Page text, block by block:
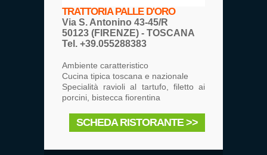
TRATTORIA PALLE D'ORO
Via S. Antonino 43-45/R
50123 (FIRENZE) - TOSCANA
Tel. +39.055288383
Ambiente caratteristico
Cucina tipica toscana e nazionale
Specialità ravioli al tartufo, filetto ai
porcini, bistecca fiorentina
SCHEDA RISTORANTE >>